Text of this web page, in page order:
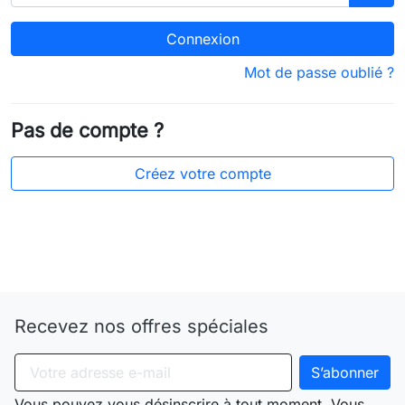
Connexion
Mot de passe oublié ?
Pas de compte ?
Créez votre compte
Recevez nos offres spéciales